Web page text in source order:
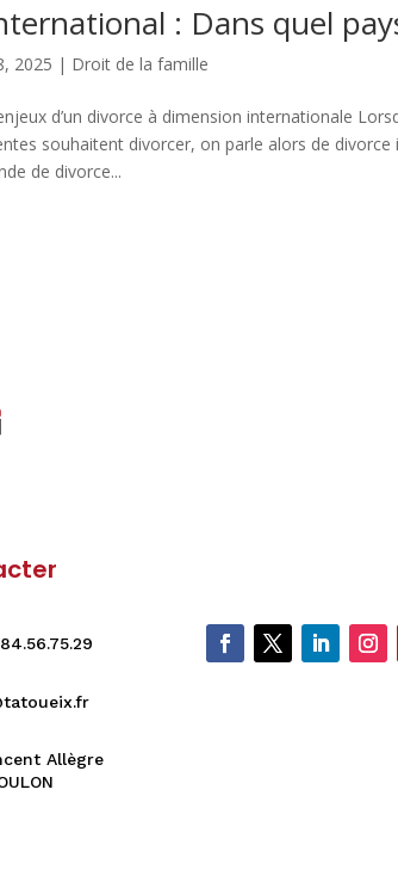
: Dans quel
2025 | Droit de la famille
d’un divorce à dimension internationale
souhaitent divorcer, on parle alors de
de divorce...
Allègre